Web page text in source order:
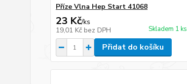
Příze Vlna Hep Start 41068
23 Kč/ks
19,01 Kč bez DPH Skladem 1 ks
Přidat do košíku